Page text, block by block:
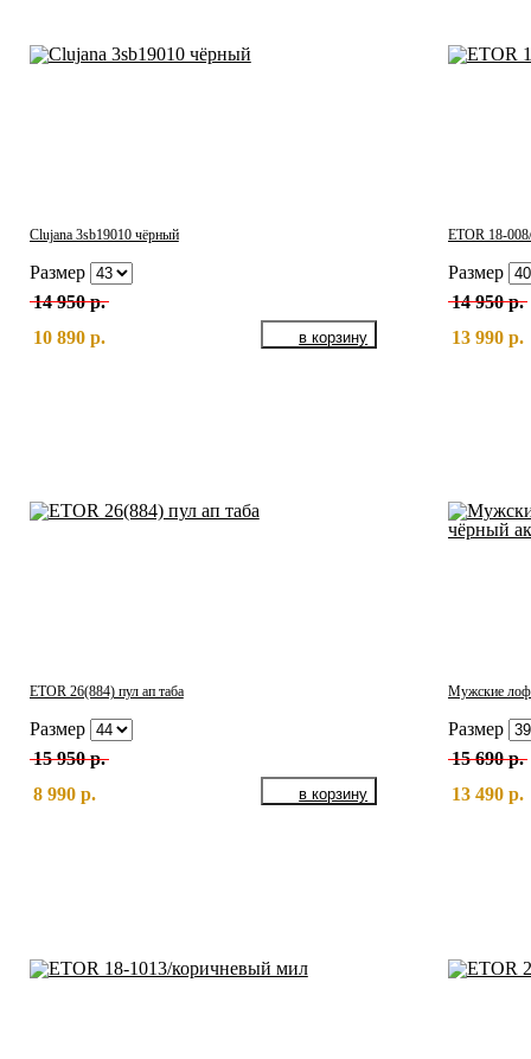
Clujana 3sb19010 чёрный
Размер
14 950 р.
10 890 р.
ETOR 18-
Размер
14 950 р.
13 990 р.
ETOR 26(884) пул ап таба
Размер
15 950 р.
8 990 р.
Мужские
Размер
15 690 р.
13 490 р.